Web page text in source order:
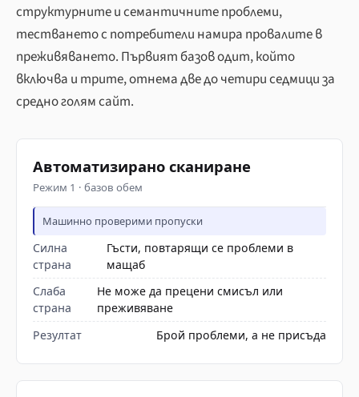
структурните и семантичните проблеми,
тестването с потребители намира провалите в
преживяването. Първият базов одит, който
включва и трите, отнема две до четири седмици за
средно голям сайт.
Автоматизирано сканиране
Режим 1 · базов обем
Машинно проверими пропуски
Силна
страна
Гъсти, повтарящи се проблеми в
мащаб
Слаба
страна
Не може да прецени смисъл или
преживяване
Резултат
Брой проблеми, а не присъда